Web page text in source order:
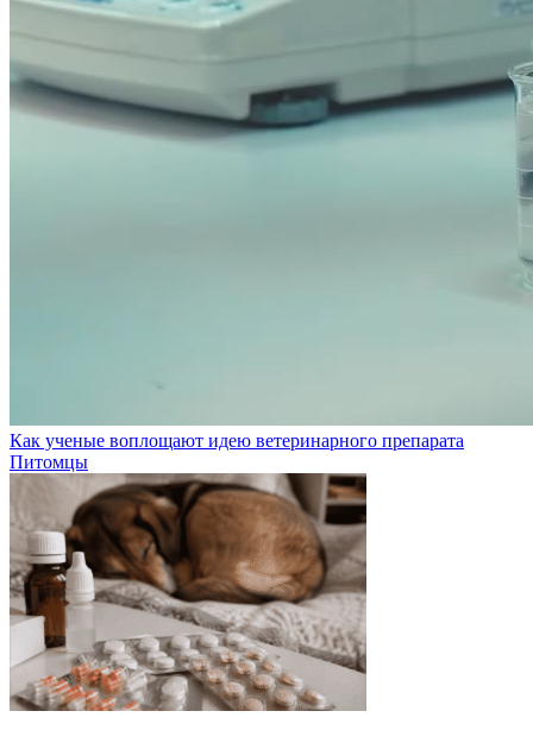
Как ученые воплощают идею ветеринарного препарата
Питомцы